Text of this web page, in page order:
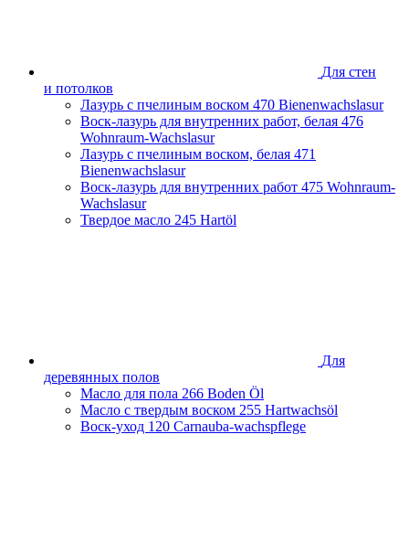
Свердловская область
Смоленская область
Ставропольский край
Тамбовская область
Тверская область
Тульская область
Тюменская область
Удмуртская Республика
Хабаровский край
Для стен
и потолков
Лазурь с пчелиным воском 470 Bienenwachslasur
Воск-лазурь для внутренних работ, белая 476
Wohnraum-Wachslasur
Лазурь с пчелиным воском, белая 471
Bienenwachslasur
Воск-лазурь для внутренних работ 475 Wohnraum-
Wachslasur
Твердое масло 245 Hartöl
Для
деревянных полов
Масло для пола 266 Boden Öl
Масло с твердым воском 255 Hartwachsöl
Воск-уход 120 Carnauba-wachspflege